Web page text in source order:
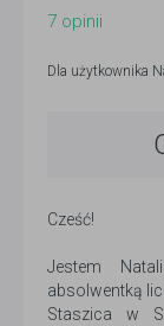
7 opinii
Dla użytkownika
Cześć!
Jestem
absolwentką
Staszica w